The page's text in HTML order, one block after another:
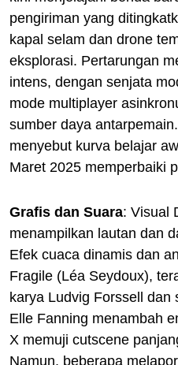
pengiriman yang
kapal selam dan drone
eksplorasi. Pertarungan
intens, dengan senjata
mode multiplayer
sumber daya
menyebut kurva belajar
Maret 2025 memperbaiki
Grafis dan Suara: Visual
menampilkan lautan dan
Efek cuaca dinamis dan
Fragile (Léa Seydoux),
karya Ludvig Forssell dan
Elle Fanning menambah
X memuji cutscene
Namun, beberapa